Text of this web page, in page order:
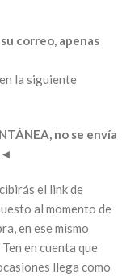
correo, apenas
la siguiente
no se envía
◄
el link de
al momento de
en ese mismo
en cuenta que
llega como